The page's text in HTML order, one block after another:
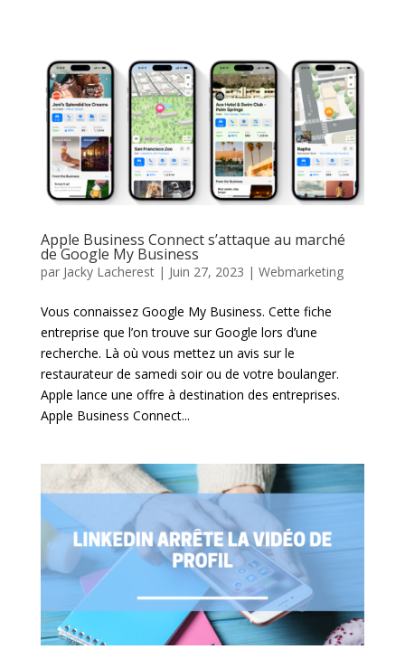
Apple Business Connect s’attaque au marché
de Google My Business
par Jacky Lacherest| Juin 27, 2023 | Webmarketing
Vous connaissez Google My Business. Cette fiche
entreprise que l’on trouve sur Google lors d’une
recherche. Là où vous mettez un avis sur le
restaurateur de samedi soir ou de votre boulanger.
Apple lance une offre à destination des entreprises.
Apple Business Connect...